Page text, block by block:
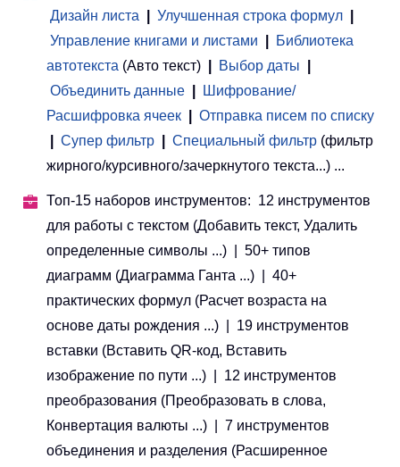
Дизайн листа
Улучшенная строка формул
Управление книгами и листами
Библиотека
автотекста (Авто текст) Выбор даты
Объединить данные
Шифрование/
Расшифровка ячеек
Отправка писем по списку
Супер фильтр Специальный фильтр (фильтр
жирного/курсивного/зачеркнутого текста...) ...
Топ-15 наборов инструментов: 12 инструментов
для работы с текстом (Добавить текст, Удалить
определенные символы ...) | 50+ типов
диаграмм (Диаграмма Ганта ...) | 40+
практических формул (Расчет возраста на
основе даты рождения ...) | 19 инструментов
вставки (Вставить QR-код, Вставить
изображение по пути ...) | 12 инструментов
преобразования (Преобразовать в слова,
Конвертация валюты ...) | 7 инструментов
объединения и разделения (Расширенное